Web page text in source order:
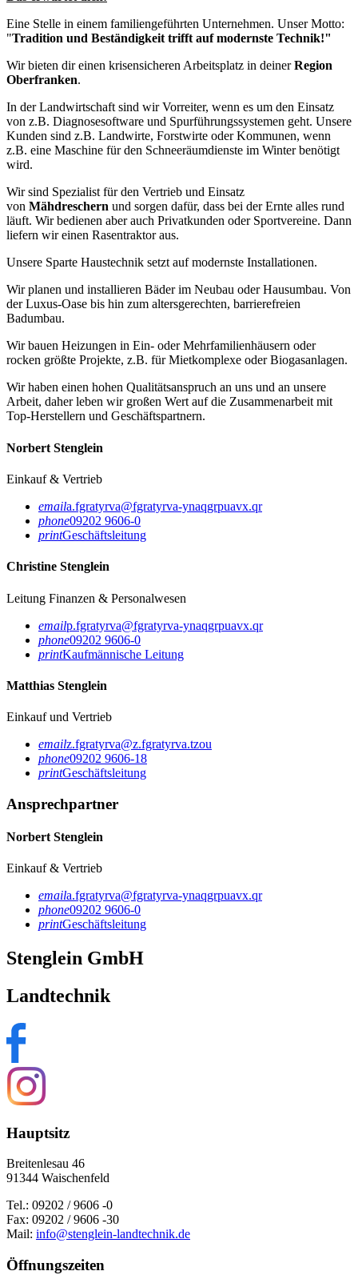
Eine Stelle in einem fa­mi­li­en­geführ­ten Un­ter­neh­men. Unser Motto:
"Tradition und Beständigkeit trifft auf modernste Technik!"
Wir bieten dir einen kri­sen­si­che­ren Ar­beits­platz in deinerRegion
Oberfranken.
In der Land­wirt­schaft sind wir Vorreiter, wenn es um den Einsatz
von z.B. Dia­gno­se­soft­ware und Spur­füh­rungs­sys­te­men geht. Unsere
Kunden sind z.B. Landwirte, Forst­wir­te oder Kommunen, wenn
z.B. eine Maschine für den Schnee­räum­diens­te im Winter benötigt
wird.
Wir sind Spe­zia­list für den Vertrieb und Einsatz
von Mähdreschern und sorgen dafür, dass bei der Ernte alles rund
läuft. Wir bedienen aber auch Pri­vat­kun­den oder Sport­ver­ei­ne. Dann
liefern wir einen Ra­sen­trak­tor aus.
Unsere Sparte Haus­tech­nik setzt auf modernste In­stal­la­tio­nen.
Wir planen und in­stal­lie­ren Bäder im Neubau oder Hausumbau. Von
der Luxus-Oase bis hin zum al­ters­ge­rech­ten, bar­rie­re­frei­en
Badumbau.
Wir bauen Heizungen in Ein- oder Mehr­fa­mi­li­en­häu­sern oder
rocken größte Projekte, z.B. für Miet­kom­ple­xe oder Bio­gas­an­la­gen.
Wir haben einen hohen Qua­li­täts­an­spruch an uns und an unsere
Arbeit, daher leben wir großen Wert auf die Zu­sam­men­ar­beit mit
Top-Her­stel­lern und Ge­schäfts­part­nern.
Norbert Stenglein
Einkauf & Vertrieb
emaila.fgratyrva@fgratyrva-ynaqgrpuavx.qr
phone09202 9606-0
printGeschäftsleitung
Christine Stenglein
Leitung Finanzen & Personalwesen
emailp.fgratyrva@fgratyrva-ynaqgrpuavx.qr
phone09202 9606-0
printKaufmännische Leitung
Matthias Stenglein
Einkauf und Vertrieb
emailz.fgratyrva@z.fgratyrva.tzou
phone09202 9606-18
printGeschäftsleitung
Ansprechpartner
Norbert Stenglein
Einkauf & Vertrieb
emaila.fgratyrva@fgratyrva-ynaqgrpuavx.qr
phone09202 9606-0
printGeschäftsleitung
Stenglein GmbH
Landtechnik
Hauptsitz
Breitenlesau 46
91344 Waischenfeld
Tel.: 09202 / 9606 -0
Fax: 09202 / 9606 -30
Mail: info@stenglein-landtechnik.de
Öffnungszeiten